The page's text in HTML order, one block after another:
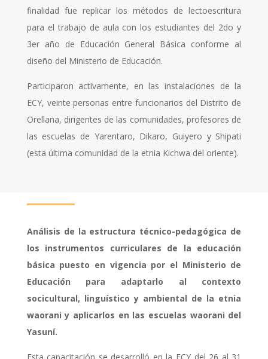
finalidad fue replicar los métodos de lectoescritura
para el trabajo de aula con los estudiantes del 2do y
3er año de Educación General Básica conforme al
diseño del Ministerio de Educación.
Participaron activamente, en las instalaciones de la
ECY, veinte personas entre funcionarios del Distrito de
Orellana, dirigentes de las comunidades, profesores de
las escuelas de Yarentaro, Dikaro, Guiyero y Shipati
(esta última comunidad de la etnia Kichwa del oriente).
Análisis de la estructura técnico-pedagógica de
los instrumentos curriculares de la educación
básica puesto en vigencia por el Ministerio de
Educación para adaptarlo al contexto
socicultural, linguístico y ambiental de la etnia
waorani y aplicarlos en las escuelas waorani del
Yasuní.